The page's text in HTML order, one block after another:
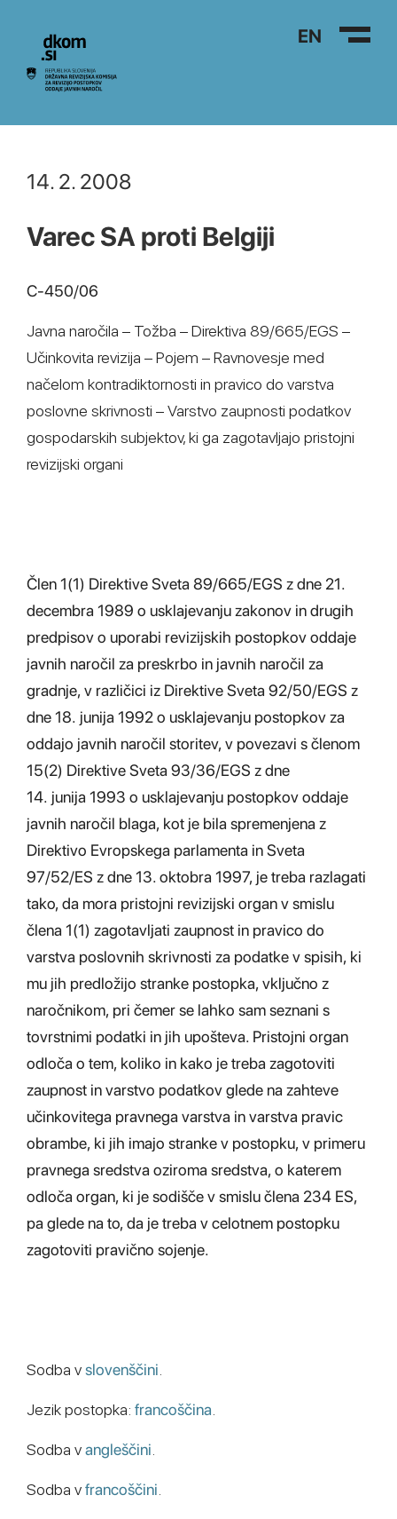
Na vsebino EN
14. 2. 2008
Varec SA proti Belgiji
C-450/06
Javna naročila – Tožba – Direktiva 89/665/EGS –
Učinkovita revizija – Pojem – Ravnovesje med
načelom kontradiktornosti in pravico do varstva
poslovne skrivnosti – Varstvo zaupnosti podatkov
gospodarskih subjektov, ki ga zagotavljajo pristojni
revizijski organi
Člen 1(1) Direktive Sveta 89/665/EGS z dne 21.
decembra 1989 o usklajevanju zakonov in drugih
predpisov o uporabi revizijskih postopkov oddaje
javnih naročil za preskrbo in javnih naročil za
gradnje, v različici iz Direktive Sveta 92/50/EGS z
dne 18. junija 1992 o usklajevanju postopkov za
oddajo javnih naročil storitev, v povezavi s členom
15(2) Direktive Sveta 93/36/EGS z dne
14. junija 1993 o usklajevanju postopkov oddaje
javnih naročil blaga, kot je bila spremenjena z
Direktivo Evropskega parlamenta in Sveta
97/52/ES z dne 13. oktobra 1997, je treba razlagati
tako, da mora pristojni revizijski organ v smislu
člena 1(1) zagotavljati zaupnost in pravico do
varstva poslovnih skrivnosti za podatke v spisih, ki
mu jih predložijo stranke postopka, vključno z
naročnikom, pri čemer se lahko sam seznani s
tovrstnimi podatki in jih upošteva. Pristojni organ
odloča o tem, koliko in kako je treba zagotoviti
zaupnost in varstvo podatkov glede na zahteve
učinkovitega pravnega varstva in varstva pravic
obrambe, ki jih imajo stranke v postopku, v primeru
pravnega sredstva oziroma sredstva, o katerem
odloča organ, ki je sodišče v smislu člena 234 ES,
pa glede na to, da je treba v celotnem postopku
zagotoviti pravično sojenje.
Sodba vslovenščini
Jezik postopka: francoščina
Sodba vangleščini
Sodba vfrancoščini